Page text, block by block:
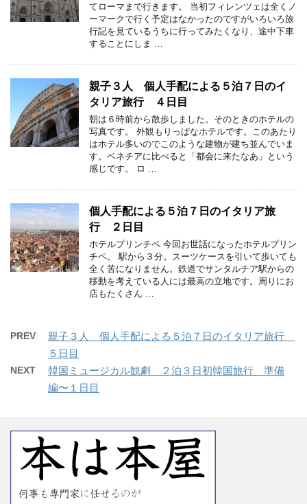
てローマまで行きます。 当初フィレンツェは全くノ
ーマークで行く予定はなかったのですがいろいろ旅
行記を見ているうちに行ってみたくなり、途中下車
することにしま …
親子３人 個人手配による５泊７日のイ
タリア旅行 ４日目
朝は６時前から散歩しました。そのときのホテルの
写真です。 外観もりっぱなホテルです。このあたり
はホテル多いのでこのような建物が建ち並んでいま
す。ベネチアに比べると「都会に来たなあ」という
感じです。 ロ …
個人手配による５泊７日のイタリア旅
行 ２日目
ホテルプリンチペ 今回お世話になったホテルプリン
チペ。 駅から３分。スーツケースを引いて歩いても
全く苦になりません。鉄道でサンタルチア駅からの
移動を考えている人には最高の立地です。周りにお
店もたくさん …
PREV
親子３人 個人手配による５泊７日のイタリア旅行
５日目
NEXT
韓国ミュージカル観劇 ２泊３日初韓国旅行 準備
編〜１日目